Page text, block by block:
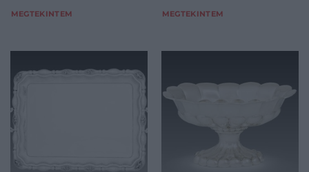
MEGTEKINTEM MEGTEKINTEM